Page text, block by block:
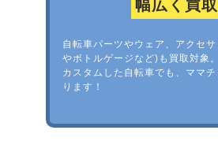
幅広く買取
自転車パーツやウェア、アクセサ
やボトルゲージなど)も買取対象。
カスタムした自転車でも、ママ
ります！